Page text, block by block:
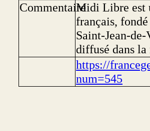
CommentaireMidi Libre est
français,
Saint-Jean-
diffusé dans
https://
num=545